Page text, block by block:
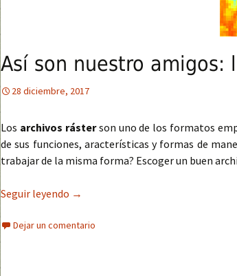
Así son nuestro amigos:
28 diciembre, 2017
Los archivos rásterson uno de los formatos
de sus funciones, aracterísticas y formas de
trabajar de la misma forma? Escoger un buen
Seguir leyendo Así son nuestro amigos: los
→
Dejar un comentario